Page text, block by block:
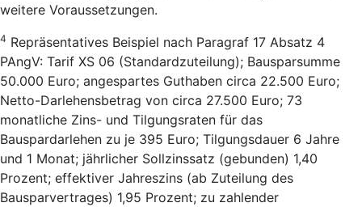
weitere Voraussetzungen.
4 Repräsentatives Beispiel nach Paragraf 17 Absatz 4
PAngV: Tarif XS 06 (Standardzuteilung); Bausparsumme
50.000 Euro; angespartes Guthaben circa 22.500 Euro;
Netto-Darlehensbetrag von circa 27.500 Euro; 73
monatliche Zins- und Tilgungsraten für das
Bauspardarlehen zu je 395 Euro; Tilgungsdauer 6 Jahre
und 1 Monat; jährlicher Sollzinssatz (gebunden) 1,40
Prozent; effektiver Jahreszins (ab Zuteilung des
Bausparvertrages) 1,95 Prozent; zu zahlender